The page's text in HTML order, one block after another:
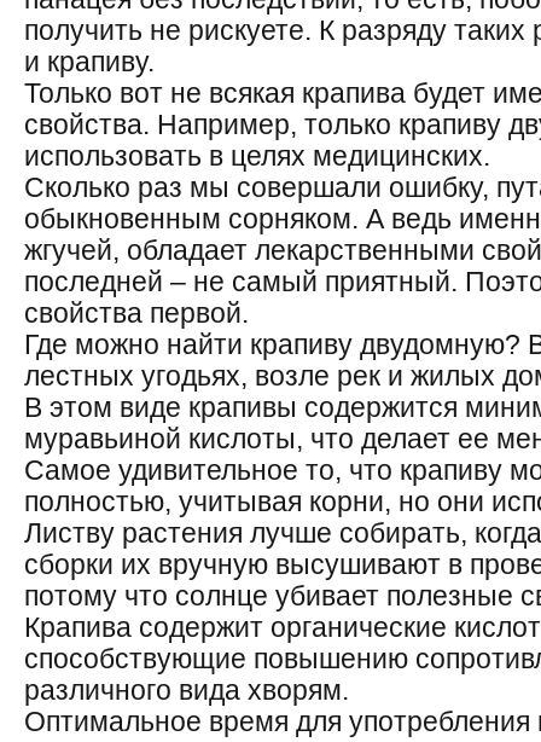
получить не рискуете. К разряду
и крапиву.
Только вот не всякая крапива будет
свойства. Например, только крапиву
использовать в целях медицинских.
Сколько раз мы совершали ошибку,
обыкновенным сорняком. А ведь
жгучей, обладает лекарственными
последней – не самый приятный.
свойства первой.
Где можно найти крапиву двудомную?
лестных угодьях, возле рек и жилых
В этом виде крапивы содержится
муравьиной кислоты, что делает ее
Самое удивительное то, что крапиву
полностью, учитывая корни, но они
Листву растения лучше собирать,
сборки их вручную высушивают в
потому что солнце убивает полезные
Крапива содержит органические
способствующие повышению
различного вида хворям.
Оптимальное время для употребления